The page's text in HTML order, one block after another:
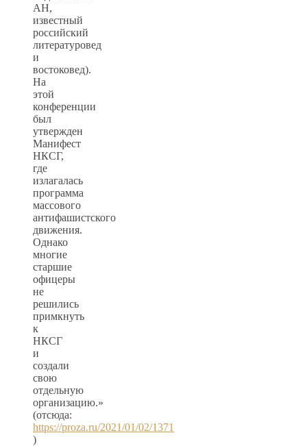
АН,
известный
российский
литературовед
и
востоковед).
На
этой
конференции
был
утвержден
Манифест
НКСГ,
где
излагалась
программа
массового
антифашистского
движения.
Однако
многие
старшие
офицеры
не
решились
примкнуть
к
НКСГ
и
создали
свою
отдельную
организацию.»
(отсюда:
https://proza.ru/2021/01/02/1371
)